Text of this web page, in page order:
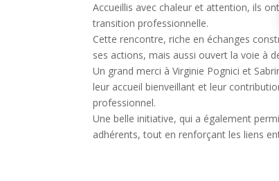
Accueillis avec chaleur et attention, ils
transition professionnelle.
Cette rencontre, riche en échanges
ses actions, mais aussi ouvert la voie à
Un grand merci à Virginie Pognici et
leur accueil bienveillant et leur
professionnel.
Une belle initiative, qui a également
adhérents, tout en renforçant les liens